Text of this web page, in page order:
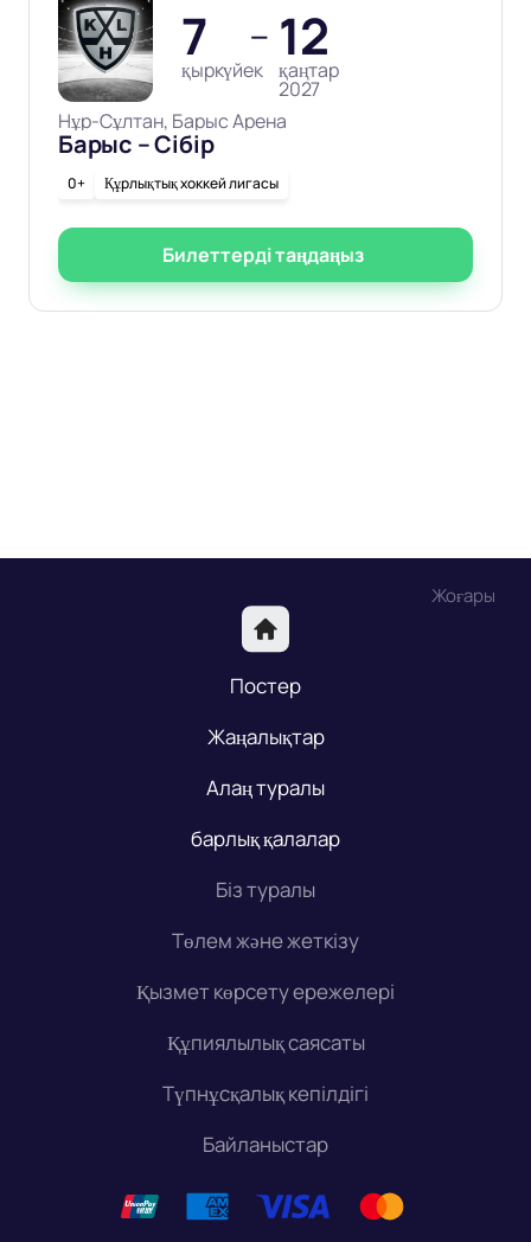
7
қыркүйек
— 12
қаңтар
2027
Нұр-Сұлтан, Барыс Арена
Барыс – Сібір
0+ Құрлықтық хоккей лигасы
Билеттерді таңдаңыз
Жоғары
Постер
Жаңалықтар
Алаң туралы
барлық қалалар
Біз туралы
Төлем және жеткізу
Қызмет көрсету ережелері
Құпиялылық саясаты
Түпнұсқалық кепілдігі
Байланыстар